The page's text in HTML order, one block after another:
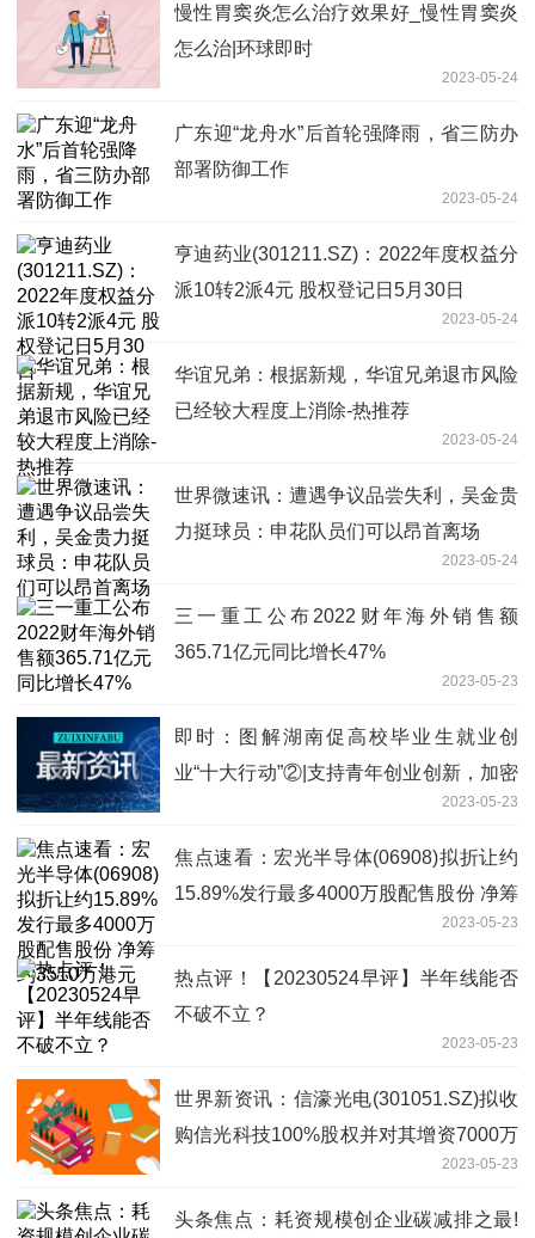
慢性胃窦炎怎么治疗效果好_慢性胃窦炎
怎么治|环球即时
2023-05-24
广东迎“龙舟水”后首轮强降雨，省三防办
部署防御工作
2023-05-24
亨迪药业(301211.SZ)：2022年度权益分
派10转2派4元 股权登记日5月30日
2023-05-24
华谊兄弟：根据新规，华谊兄弟退市风险
已经较大程度上消除-热推荐
2023-05-24
世界微速讯：遭遇争议品尝失利，吴金贵
力挺球员：申花队员们可以昂首离场
2023-05-24
三一重工公布2022财年海外销售额
365.71亿元同比增长47%
2023-05-23
即时：图解湖南促高校毕业生就业创
业“十大行动”②|支持青年创业创新，加密
2023-05-23
焦点速看：宏光半导体(06908)拟折让约
15.89%发行最多4000万股配售股份 净筹
2023-05-23
热点评！【20230524早评】半年线能否
不破不立？
2023-05-23
世界新资讯：信濠光电(301051.SZ)拟收
购信光科技100%股权并对其增资7000万
2023-05-23
头条焦点：耗资规模创企业碳减排之最!